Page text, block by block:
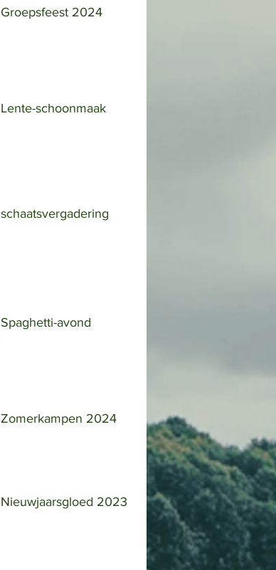
Groepsfeest 2024
Lente-schoonmaak
schaatsvergadering
Spaghetti-avond
Zomerkampen 2024
Nieuwjaarsgloed 2023